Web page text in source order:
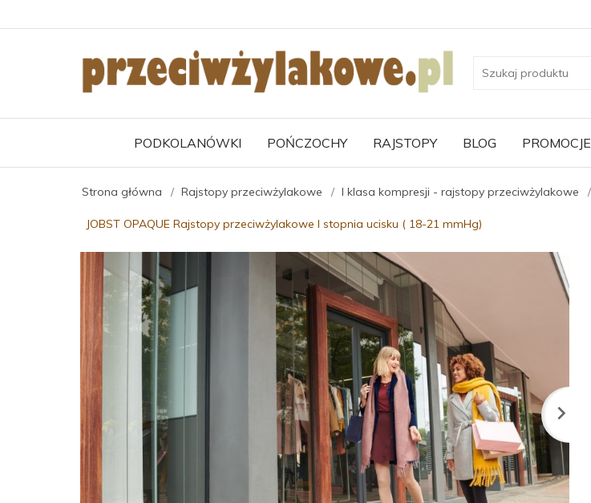
PODKOLANÓWKI POŃCZOCHY RAJSTOPY BLOG PROMOCJE
Strona główna Rajstopy przeciwżylakowe I klasa kompresji - rajstopy przeciwżylakowe
JOBST OPAQUE Rajstopy przeciwżylakowe I stopnia ucisku ( 18-21 mmHg)